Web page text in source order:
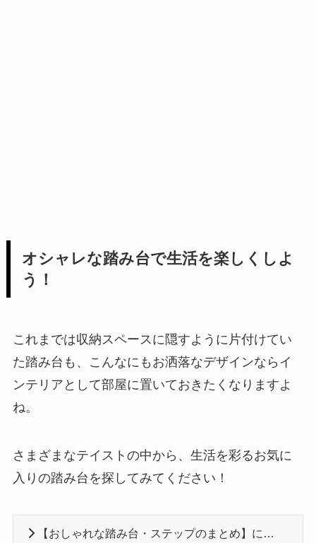
オシャレな踏み台で生活を楽しくしよ
う！
これまでは収納スペースに隠すように片付けてい
た踏み台も、こんなにもお洒落なデザインならイ
ンテリアとして部屋に置いておきたくなりますよ
ね。
さまざまなテイストの中から、生活を彩るお気に
入りの踏み台を探してみてください！
【おしゃれな踏み台・ステップのまとめ】に戻る